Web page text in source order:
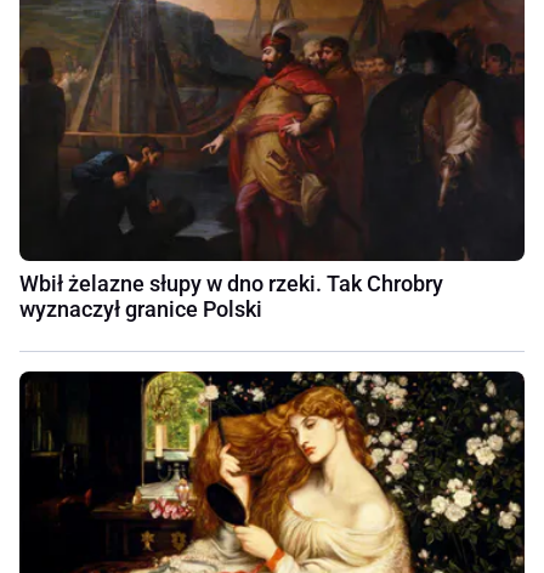
Wbił żelazne słupy w dno rzeki. Tak Chrobry
wyznaczył granice Polski